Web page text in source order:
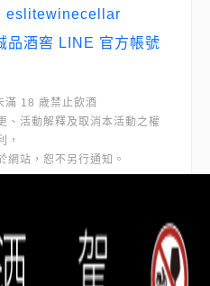
eslitewinecellar
品酒窖 LINE 官方帳號
滿 18 歲禁止飲酒
、活動解釋及取消本活動之權
，
網站，恕不另行通知。